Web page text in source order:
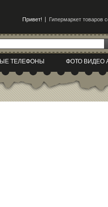
Привет! Гипермаркет товаров
ТЕЛЕФОНЫ ФОТО ВИДЕО